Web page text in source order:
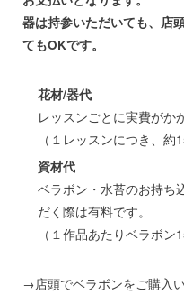
器は持参いただいても、店
てもOKです。
花材/器代
レッスンごとに実費がか
（１レッスンにつき、約
資材代
ベラボン・水苔のお持ち
だく際は有料です。
（１作品あたりベラボン
→店頭でベラボンをご購入